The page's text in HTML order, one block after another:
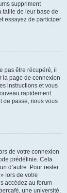
suppriment
taille de leur base de
essayez de participer
pas être récupéré, il
la page de connexion
instructions et vous
rapidement.
de passe, nous vous
de votre connexion
prédéfinie. Cela
d’autre. Pour rester
lors de votre
accédez au forum
une université,